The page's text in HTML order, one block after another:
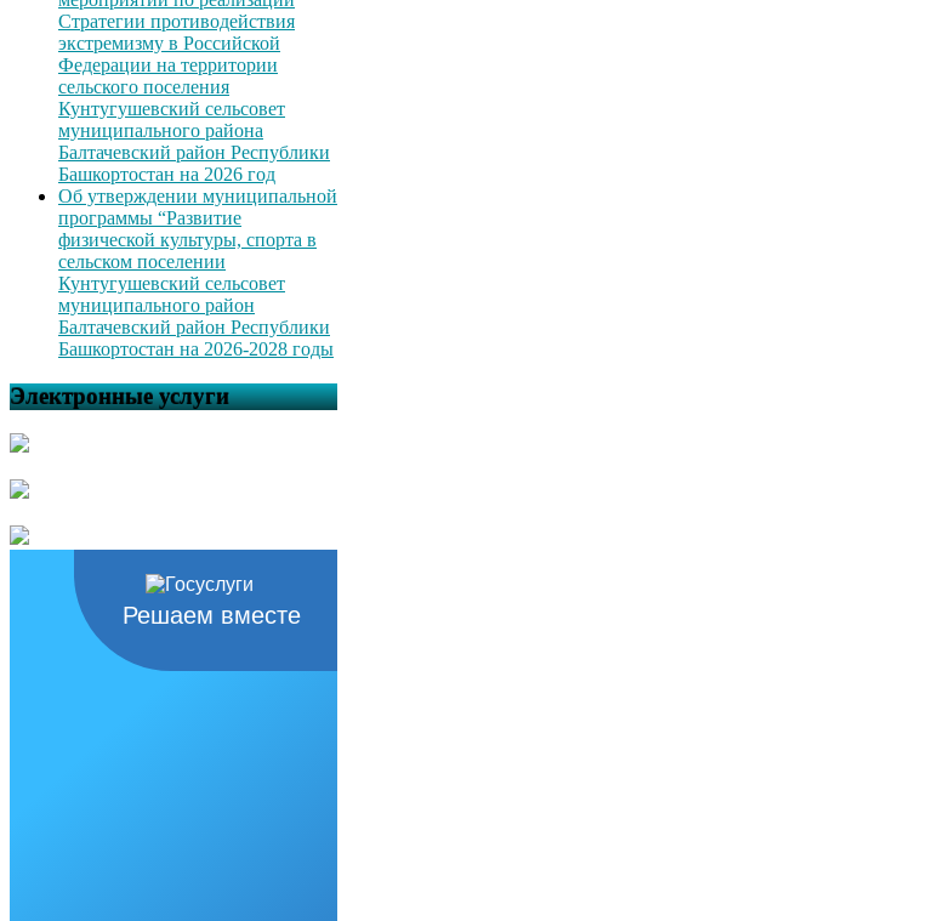
Стратегии противодействия
экстремизму в Российской
Федерации на территории
сельского поселения
Кунтугушевский сельсовет
муниципального района
Балтачевский район Республики
Башкортостан на 2026 год
Об утверждении муниципальной
программы “Развитие
физической культуры, спорта в
сельском поселении
Кунтугушевский сельсовет
муниципального район
Балтачевский район Республики
Башкортостан на 2026-2028 годы
Электронные услуги
Решаем вместе